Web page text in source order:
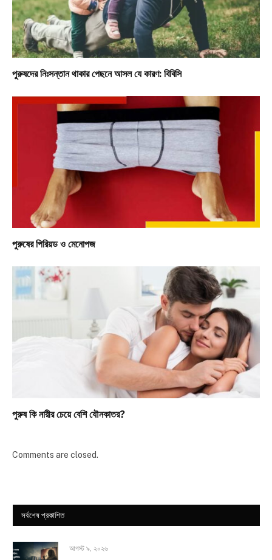
পুরুষদের নিঃসন্তান থাকার পেছনে আসল যে কারণ: বিবিসি
পুরুষের পিরিয়ড ও মেনোপজ
পুরুষ কি নারীর চেয়ে বেশি যৌনকাতর?
Comments are closed.
সর্বশেষ প্রকাশিত
আগস্ট ৯, ২০২৬